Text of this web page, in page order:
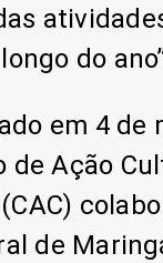
do
em 4 de
de Ação
de